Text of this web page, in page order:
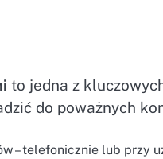
to jedna z
do poważnych
– telefonicznie lub przy